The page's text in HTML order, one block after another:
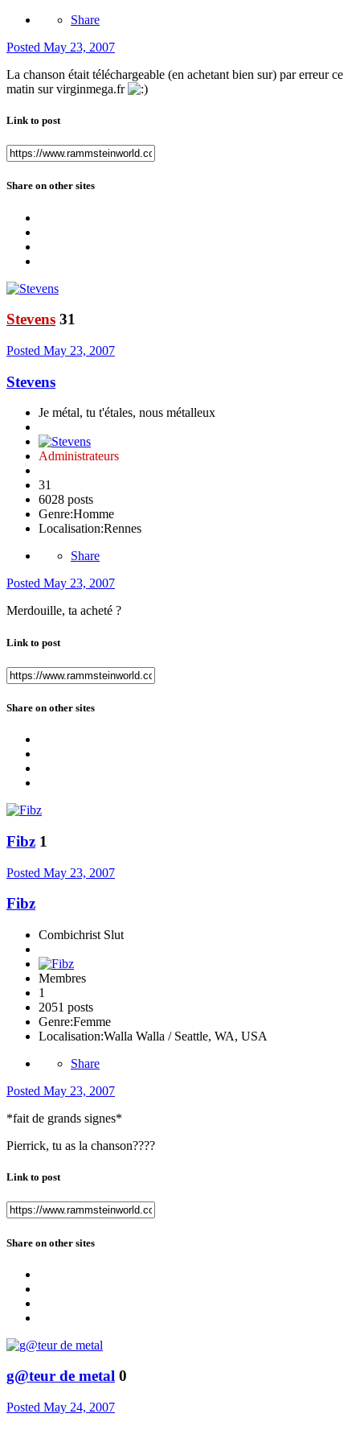
Share
Posted May 23, 2007
La chanson était téléchargeable (en achetant bien sur) par erreur ce
matin sur virginmega.fr
Link to post
Share on other sites
Stevens 31
Posted May 23, 2007
Stevens
Je métal, tu t'étales, nous métalleux
Administrateurs
31
6028 posts
Genre:Homme
Localisation:Rennes
Share
Posted May 23, 2007
Merdouille, ta acheté ?
Link to post
Share on other sites
Fibz 1
Posted May 23, 2007
Fibz
Combichrist Slut
Membres
1
2051 posts
Genre:Femme
Localisation:Walla Walla / Seattle, WA, USA
Share
Posted May 23, 2007
*fait de grands signes*
Pierrick, tu as la chanson????
Link to post
Share on other sites
g@teur de metal 0
Posted May 24, 2007